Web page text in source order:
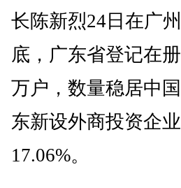
长陈新烈24日在广
底，广东省登记在
万户，数量稳居中
东新设外商投资企
17.06%。